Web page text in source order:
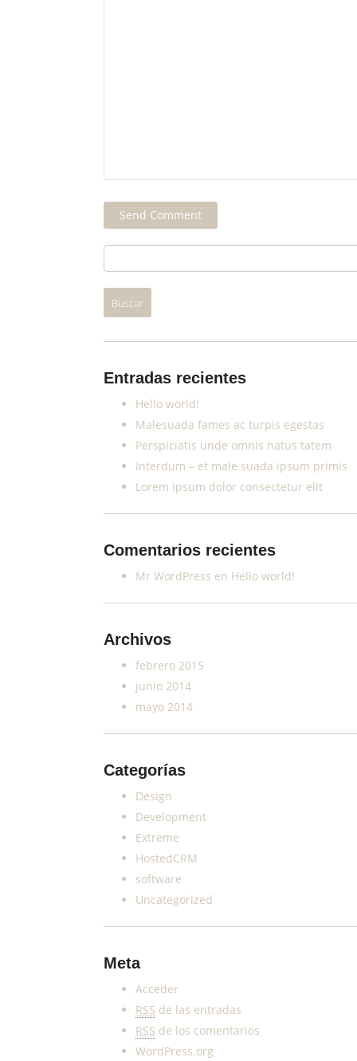
Entradas recientes
Hello world!
Malesuada fames ac turpis egestas
Perspiciatis unde omnis natus tatem
Interdum – et male suada ipsum primis
Lorem ipsum dolor consectetur elit
Comentarios recientes
Mr WordPress en Hello world!
Archivos
febrero 2015
junio 2014
mayo 2014
Categorías
Design
Development
Extreme
HostedCRM
software
Uncategorized
Meta
Acceder
RSS de las entradas
RSS de los comentarios
WordPress.org